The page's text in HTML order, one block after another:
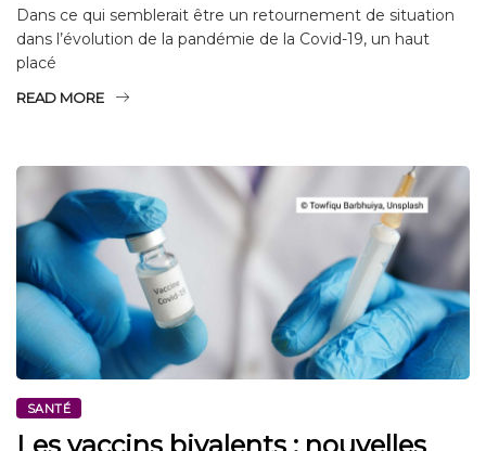
Dans ce qui semblerait être un retournement de situation
dans l’évolution de la pandémie de la Covid-19, un haut
placé
READ MORE
SANTÉ